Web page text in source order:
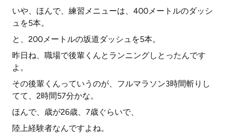
いや、ほんで、練習メニューは、400メートルのダッシ
ュを5本。
と、200メートルの坂道ダッシュを5本。
昨日ね、職場で後輩くんとランニングしとったんです
よ。
その後輩くんっていうのが、フルマラソン3時間斬りし
てて、2時間57分かな。
ほんで、歳が26歳、7歳ぐらいで、
陸上経験者なんですよね。